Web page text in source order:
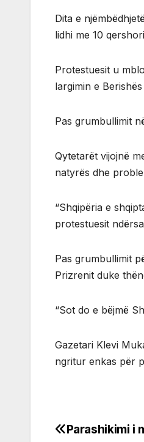
Dita e
lidhi me 10
Protestuesit u
largimin e
Pas grumbullimit
Qytetarët vijojnë
natyrës dhe
“Shqipëria e
protestuesit
Pas grumbullimit
Prizrenit duke
“Sot do e bëjmë
Gazetari Klevi
ngritur enkas për
Post
Parashikimi i